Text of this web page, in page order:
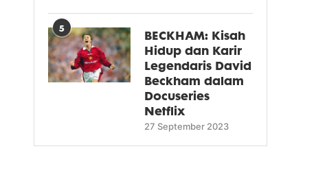
5
BECKHAM: Kisah
Hidup dan Karir
Legendaris David
Beckham dalam
Docuseries
Netflix
27 September 2023